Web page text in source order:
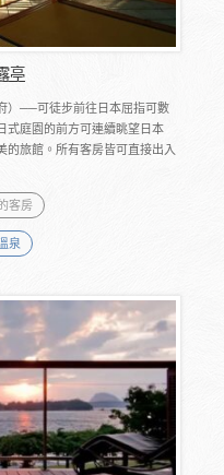
亭
）──可徒步前往日本屈指可數
式庭園的前方可連續眺望日本
的旅館。所有客房皆可直接出入
客房
泉